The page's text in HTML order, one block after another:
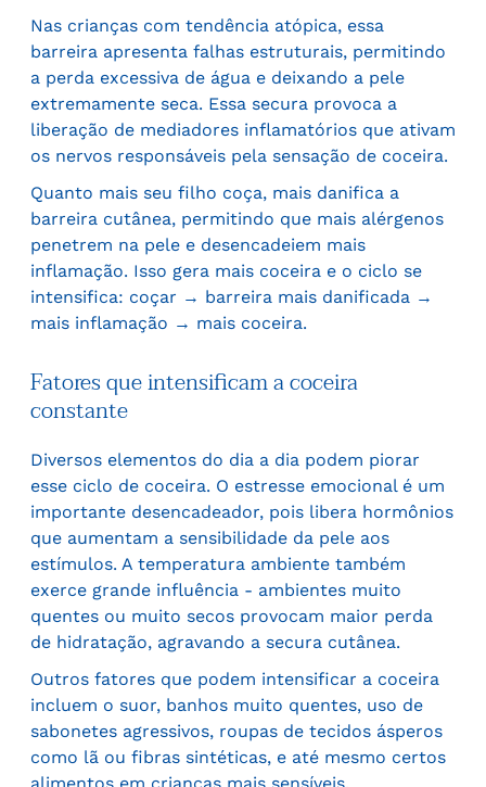
Nas crianças com tendência atópica, essa
barreira apresenta falhas estruturais, permitindo
a perda excessiva de água e deixando a pele
extremamente seca. Essa secura provoca a
liberação de mediadores inflamatórios que ativam
os nervos responsáveis pela sensação de coceira.
Quanto mais seu filho coça, mais danifica a
barreira cutânea, permitindo que mais alérgenos
penetrem na pele e desencadeiem mais
inflamação. Isso gera mais coceira e o ciclo se
intensifica: coçar → barreira mais danificada →
mais inflamação → mais coceira.
Fatores que intensificam a coceira
constante
Diversos elementos do dia a dia podem piorar
esse ciclo de coceira. O estresse emocional é um
importante desencadeador, pois libera hormônios
que aumentam a sensibilidade da pele aos
estímulos. A temperatura ambiente também
exerce grande influência - ambientes muito
quentes ou muito secos provocam maior perda
de hidratação, agravando a secura cutânea.
Outros fatores que podem intensificar a coceira
incluem o suor, banhos muito quentes, uso de
sabonetes agressivos, roupas de tecidos ásperos
como lã ou fibras sintéticas, e até mesmo certos
alimentos em crianças mais sensíveis.